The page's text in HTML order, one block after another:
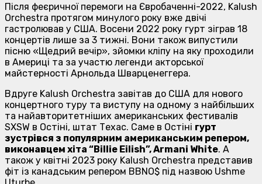
Після феєричної перемоги на Євробаченні-2022, Kalush
Orchestra протягом минулого року вже двічі
гастролював у США. Восени 2022 року гурт зіграв 18
концертів лише за 3 тижні. Вони також випустили
пісню «Щедрий вечір», зйомки кліпу на яку проходили
в Америці та за участю легенди акторської
майстерності Арнольда Шварценеггера.
Вдруге Kalush Orchestra завітав до США для нового
концертного туру та виступу на одному з найбільших
та найавторитетніших американських фестивалів
SXSW в Остіні, штат Техас. Саме в Остіні гурт
зустрівся з популярним американським репером,
виконавцем хіта “Billie Eilish”, Armani White. А
також у квітні 2023 року Kalush Orchestra представив
фіт із канадським репером BBNO$ під назвою Ushme